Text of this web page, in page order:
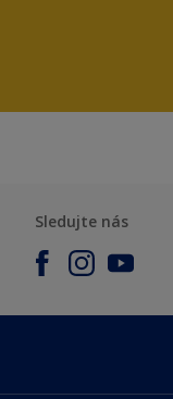
Sledujte nás